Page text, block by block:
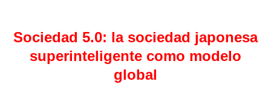
Sociedad 5.0: la sociedad japonesa
superinteligente como modelo
global